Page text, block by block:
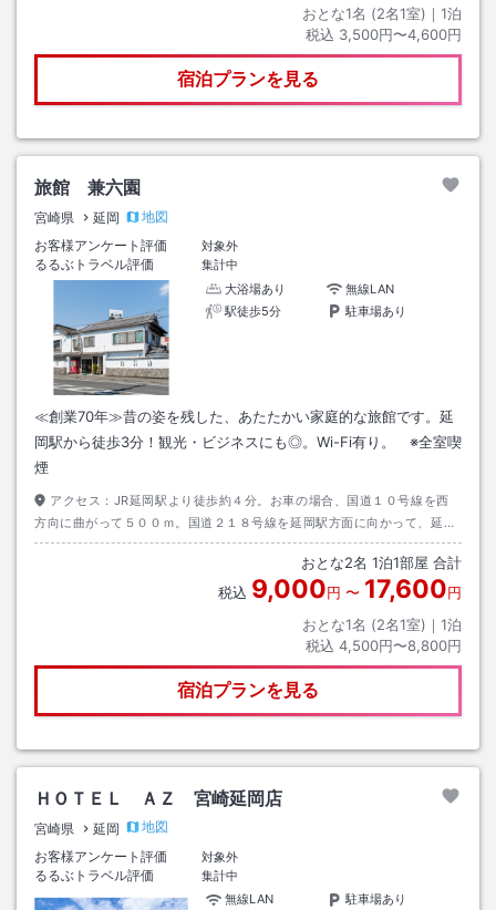
おとな1名 (2名1室)｜ 1泊
税込 3,500円〜4,600円
宿泊プランを見る
旅館 兼六園
宮崎県 延岡
地図
お客様アンケート評価
対象外
るるぶトラベル評価
集計中
大浴場あり
無線LAN
駅徒歩5分
駐車場あり
≪創業70年≫昔の姿を残した、あたたかい家庭的な旅館です。延
岡駅から徒歩3分！観光・ビジネスにも◎。Wi-Fi有り。 ※全室喫
煙
アクセス： JR延岡駅より徒歩約４分。お車の場合、国道１０号線を西
方向に曲がって５００ｍ。国道２１８号線を延岡駅方面に向かって、延岡
駅のそば３００ｍ。
おとな2名 1泊1部屋 合計
税込 9,000円 〜 17,600円
おとな1名 (2名1室)｜ 1泊
税込 4,500円〜8,800円
宿泊プランを見る
ＨＯＴＥＬ ＡＺ 宮崎延岡店
宮崎県 延岡
地図
お客様アンケート評価
対象外
るるぶトラベル評価
集計中
無線LAN
駐車場あり